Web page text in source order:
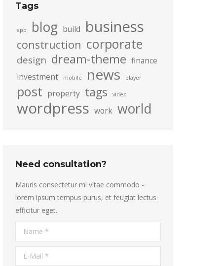
Tags
app blog build business
construction corporate
design dream-theme finance
investment
mobile news player
post property tags video
wordpress work world
Need consultation?
Mauris consectetur mi vitae commodo -
lorem ipsum tempus purus, et feugiat lectus
efficitur eget.
Name *
E-Mail *